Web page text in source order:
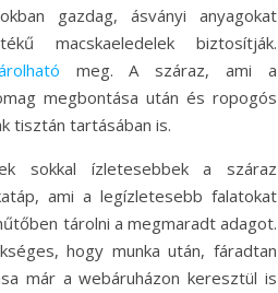
gazdag, ásványi anyagokat
macskaeledelek biztosítják.
meg. A száraz, ami a
megbontása után és ropogós
tisztán tartásában is.
sokkal ízletesebbek a száraz
ami a legízletesebb falatokat
tárolni a megmaradt adagot.
hogy munka után, fáradtan
már a webáruházon keresztül is